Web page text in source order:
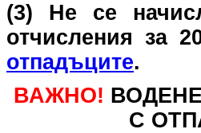
(3) Не се
отчисления за
отпадъците.
ВАЖНО!
С